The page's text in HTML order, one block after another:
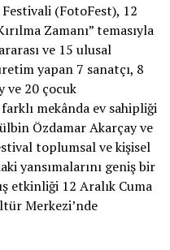
(FotoFest), 12
Zamanı” temasıyla
ve 15 ulusal
yapan 7 sanatçı, 8
ve 20 çocuk
mekânda ev sahipliği
Özdamar Akarçay ve
toplumsal ve kişisel
yansımalarını geniş bir
etkinliği 12 Aralık Cuma
Merkezi’nde